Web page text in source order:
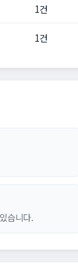
1건
1건
습니다.